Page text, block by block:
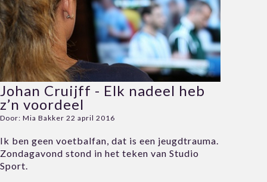
Johan Cruijff - Elk nadeel heb
z’n voordeel
Door: Mia Bakker 22 april 2016
Ik ben geen voetbalfan, dat is een jeugdtrauma.
Zondagavond stond in het teken van Studio
Sport.